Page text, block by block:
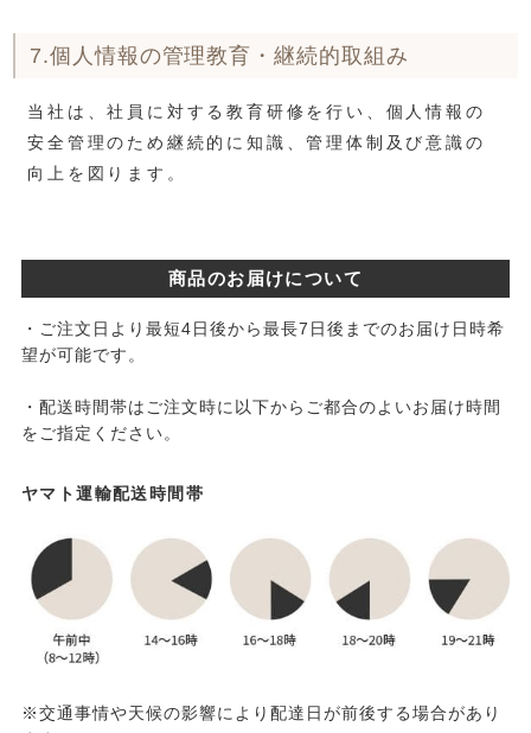
7.個人情報の管理教育・継続的取組み
当社は、社員に対する教育研修を行い、個人情報の
安全管理のため継続的に知識、管理体制及び意識の
向上を図ります。
商品のお届けについて
・ご注文日より最短4日後から最長7日後までのお届け日時希
望が可能です。
・配送時間帯はご注文時に以下からご都合のよいお届け時間
をご指定ください。
ヤマト運輸配送時間帯
※交通事情や天候の影響により配達日が前後する場合があり